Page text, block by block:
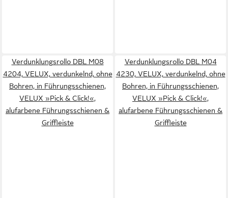
Verdunklungsrollo DBL M08
4204, VELUX, verdunkelnd, ohne
Bohren, in Führungsschienen,
VELUX »Pick & Click!«,
alufarbene Führungsschienen &
Griffleiste
Verdunklungsrollo DBL M04
4230, VELUX, verdunkelnd, ohne
Bohren, in Führungsschienen,
VELUX »Pick & Click!«,
alufarbene Führungsschienen &
Griffleiste